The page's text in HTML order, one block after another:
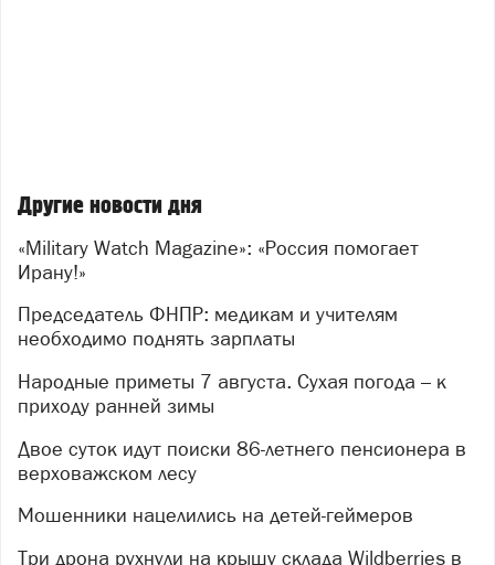
Другие новости дня
«Military Watch Magazine»: «Россия помогает
Ирану!»
Председатель ФНПР: медикам и учителям
необходимо поднять зарплаты
Народные приметы 7 августа. Сухая погода – к
приходу ранней зимы
Двое суток идут поиски 86-летнего пенсионера в
верховажском лесу
Мошенники нацелились на детей-геймеров
Три дрона рухнули на крышу склада Wildberries в